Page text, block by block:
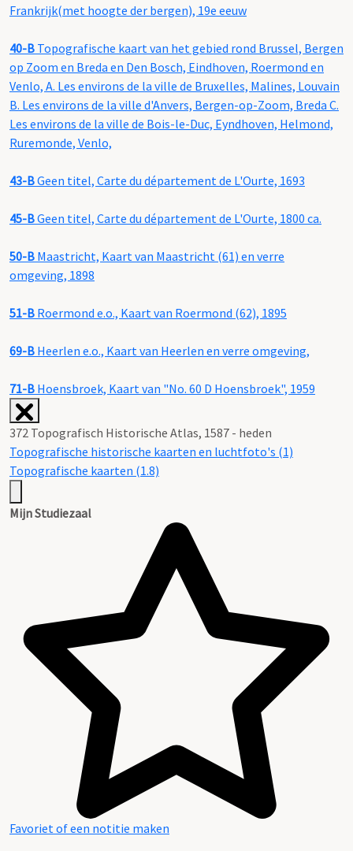
Frankrijk(met hoogte der bergen), 19e eeuw
40-B Topografische kaart van het gebied rond Brussel, Bergen
op Zoom en Breda en Den Bosch, Eindhoven, Roermond en
Venlo, A. Les environs de la ville de Bruxelles, Malines, Louvain
B. Les environs de la ville d'Anvers, Bergen-op-Zoom, Breda C.
Les environs de la ville de Bois-le-Duc, Eyndhoven, Helmond,
Ruremonde, Venlo,
43-BGeen titel, Carte du département de L'Ourte, 1693
45-BGeen titel, Carte du département de L'Ourte, 1800 ca.
50-B Maastricht, Kaart van Maastricht (61) en verre
omgeving, 1898
51-B Roermond e.o., Kaart van Roermond (62), 1895
69-B Heerlen e.o., Kaart van Heerlen en verre omgeving,
71-B Hoensbroek, Kaart van "No. 60 D Hoensbroek", 1959
372 Topografisch Historische Atlas, 1587 - heden
Topografische historische kaarten en luchtfoto's (1)
Topografische kaarten (1.8)
Mijn Studiezaal
Favoriet of een notitie maken